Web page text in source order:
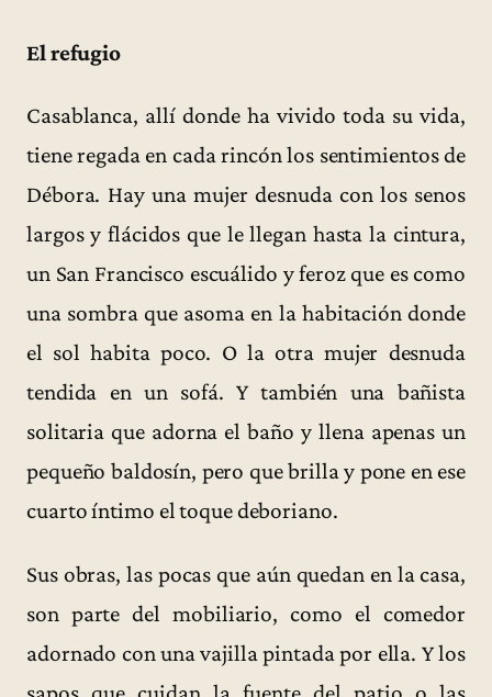
El refugio
Casablanca, allí donde ha vivido toda su vida,
tiene regada en cada rincón los sentimientos de
Débora. Hay una mujer desnuda con los senos
largos y flácidos que le llegan hasta la cintura,
un San Francisco escuálido y feroz que es como
una sombra que asoma en la habitación donde
el sol habita poco. O la otra mujer desnuda
tendida en un sofá. Y también una bañista
solitaria que adorna el baño y llena apenas un
pequeño baldosín, pero que brilla y pone en ese
cuarto íntimo el toque deboriano.
Sus obras, las pocas que aún quedan en la casa,
son parte del mobiliario, como el comedor
adornado con una vajilla pintada por ella. Y los